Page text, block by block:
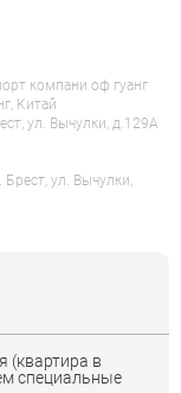
компани оф гуанг
Китай
ул. Вычулки, д.129А
ул. Вычулки,
(квартира в
специальные